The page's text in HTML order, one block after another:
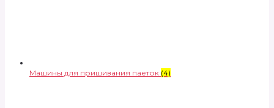
Машины для пришивания паеток (4)